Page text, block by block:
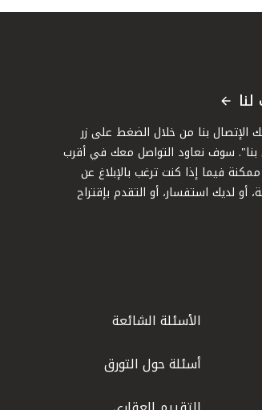
الإتصال بنا من خلال الضغط على زر
بنا". سوف نعاود التواصل معك في أقرب
فيما إذا كنت ترغب بالإبلاغ عن
أو لديك استفسار، أو التقدم بإقتراح
الأسئلة الشائعة
أسئلة حول التورق